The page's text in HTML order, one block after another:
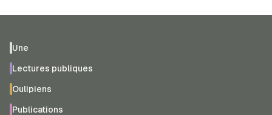
Une
Lectures publiques
Oulipiens
Publications